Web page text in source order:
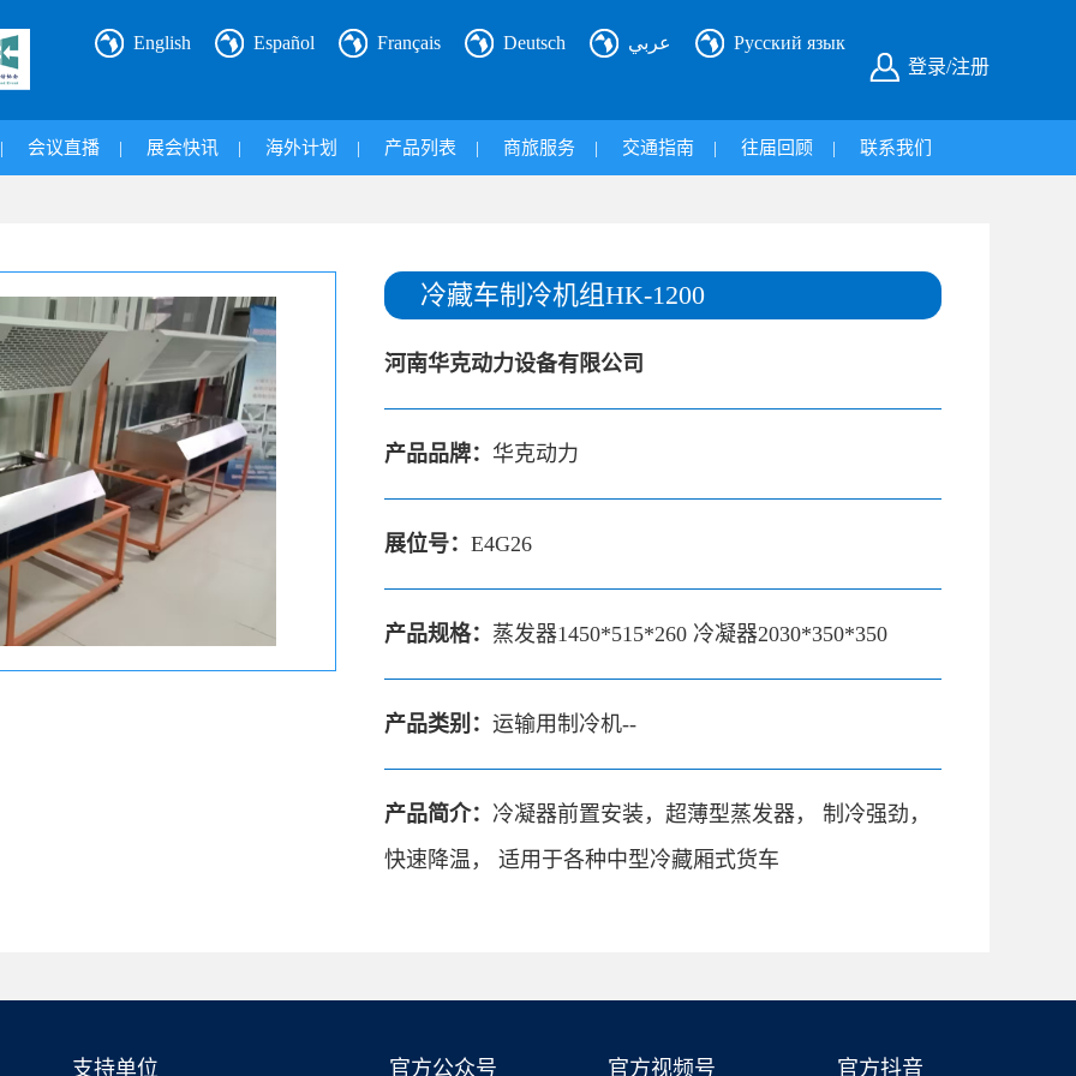
登录/注册
English Español Français Deutsch عربي Русский язык
| 会议直播 | 展会快讯 | 海外计划 | 产品列表 | 商旅服务 | 交通指南 | 往届回顾 | 联系我们
冷藏车制冷机组HK-1200
河南华克动力设备有限公司
产品品牌： 华克动力
展位号： E4G26
产品规格： 蒸发器1450*515*260 冷凝器2030*350*350
产品类别： 运输用制冷机--
产品简介： 冷凝器前置安装，超薄型蒸发器， 制冷强劲，
快速降温， 适用于各种中型冷藏厢式货车
支持单位 官方公众号 官方视频号 官方抖音